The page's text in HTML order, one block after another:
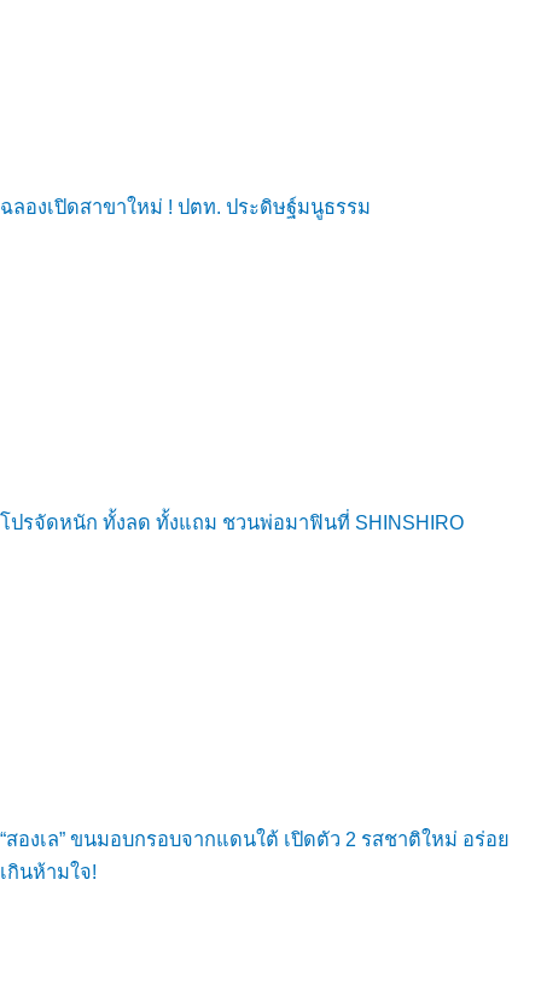
ฉลองเปิดสาขาใหม่ ! ปตท. ประดิษฐ์มนูธรรม
โปรจัดหนัก ทั้งลด ทั้งแถม ชวนพ่อมาฟินที่ SHINSHIRO
“สองเล” ขนมอบกรอบจากแดนใต้ เปิดตัว 2 รสชาติใหม่ อร่อย
เกินห้ามใจ!